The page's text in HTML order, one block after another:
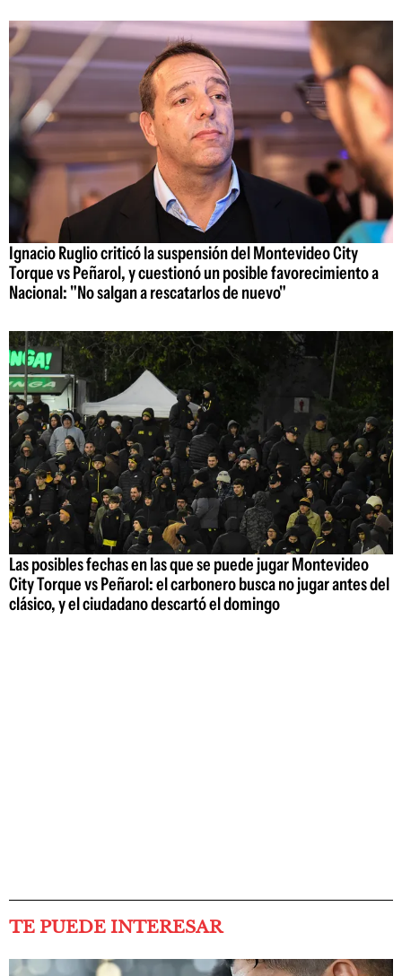
Ignacio Ruglio criticó la suspensión del Montevideo City
Torque vs Peñarol, y cuestionó un posible favorecimiento a
Nacional: "No salgan a rescatarlos de nuevo"
Las posibles fechas en las que se puede jugar Montevideo
City Torque vs Peñarol: el carbonero busca no jugar antes del
clásico, y el ciudadano descartó el domingo
TE PUEDE INTERESAR